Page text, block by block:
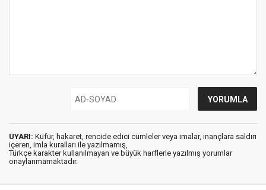
UYARI: Küfür, hakaret, rencide edici cümleler veya imalar, inançlara saldırı
içeren, imla kuralları ile yazılmamış,
Türkçe karakter kullanılmayan ve büyük harflerle yazılmış yorumlar
onaylanmamaktadır.